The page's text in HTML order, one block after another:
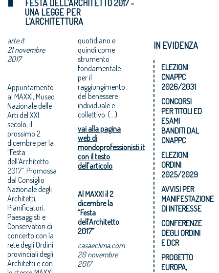
FESTA DELL’ARCHITETTO 2017 -
UNA LEGGE PER
L’ARCHITETTURA
arte.it
21 novembre
2017
Appuntamento
al MAXXI, Museo
Nazionale delle
Arti del XXI
secolo, il
prossimo 2
dicembre per la
“Festa
dell’Architetto
2017”. Promossa
dal Consiglio
Nazionale degli
Architetti,
Pianificatori,
Paesaggisti e
Conservatori di
concerto con la
rete degli Ordini
provinciali degli
Architetti e con
quotidiano e
quindi come
strumento
fondamentale
per il
raggiungimento
del benessere
individuale e
collettivo. (...)
vai alla pagina
web di
mondoprofessionisti.it
con il testo
dell'articolo
Al MAXXI il 2
dicembre la
“Festa
dell’Architetto
2017”
casaeclima.com
20 novembre
2017
IN EVIDENZA
ELEZIONI
CNAPPC
2026/2031
CONCORSI
PER TITOLI ED
ESAMI
BANDITI DAL
CNAPPC
ELEZIONI
ORDINI
2025/2029
AVVISI PER
MANIFESTAZIONE
DI INTERESSE
CONFERENZE
DEGLI ORDINI
E DCR
PROGETTO
EUROPA,